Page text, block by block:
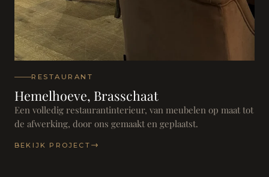
RESTAURANT
Hemelhoeve, Brasschaat
Een volledig restaurantinterieur, van meubelen op maat tot
de afwerking, door ons gemaakt en geplaatst.
BEKIJK PROJECT